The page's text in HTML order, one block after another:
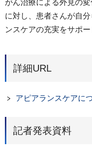
がん治療による外見の
に対し、患者さんが自
ンスケアの充実をサポー
詳細URL
アピアランスケアに
記者発表資料